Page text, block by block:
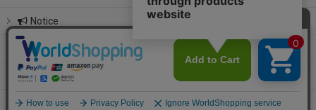
Notice
instagram
LINE